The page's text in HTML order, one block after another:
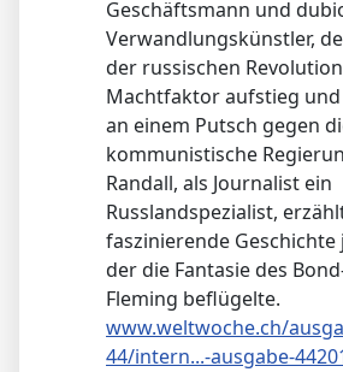
Geschäftsmann und
Verwandlungskünstler,
der russischen
Machtfaktor aufstieg
an ­einem Putsch gegen
kommunistische
Randall, als Journalist ein
Russlandspezialist,
faszinierende Geschichte
der die Fantasie des
Fleming beflügelte.
www.weltwoche.ch/
44/intern...-ausgabe-